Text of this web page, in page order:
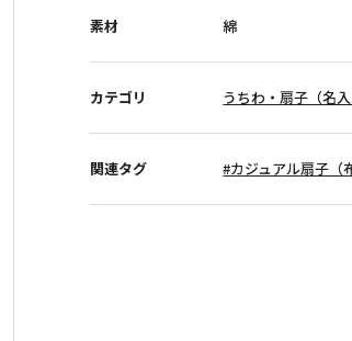
素材 綿
カテゴリ うちわ・扇子（名入
関連タグ #カジュアル扇子（